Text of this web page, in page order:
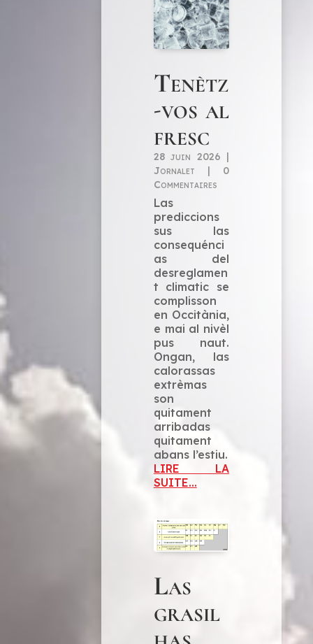
Tenètz
-vos al
fresc
28 juin 2026 |
Jornalet | 0
Commentaires
Las
prediccions
sus las
consequénci
as del
desreglamen
t climatic se
complisson
en Occitània,
e mai al nivèl
pus naut.
Ongan, las
calorassas
extrèmas
son
quitament
arribadas
quitament
abans l’estiu.
LIRE LA
SUITE...
Las
grasil